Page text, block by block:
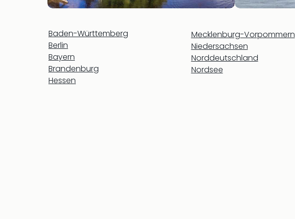
Baden-Württemberg
Berlin
Bayern
Brandenburg
Hessen
Mecklenburg-Vorpommern
Niedersachsen
Norddeutschland
Nordsee